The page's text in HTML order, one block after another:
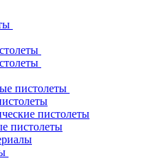
пистолеты
пистолеты
пистолеты